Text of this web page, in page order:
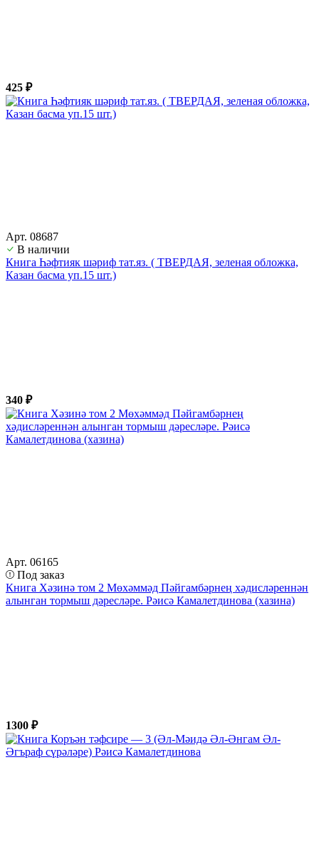
425 ₽
Арт. 08687
В наличии
Книга Һәфтияк шәриф тат.яз. ( ТВЕРДАЯ, зеленая обложка,
Казан басма уп.15 шт.)
340 ₽
Арт. 06165
Под заказ
Книга Хәзинә том 2 Мөхәммәд Пәйгамбәрнең хәдисләреннән
алынган тормыш дәресләре. Рәисә Камалетдинова (хазина)
1300 ₽